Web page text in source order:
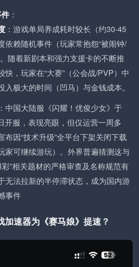
：
：游戏单局养成耗时较长（约30-45
依赖随机事件（玩家常抱怨“被闹钟/
随着新剧本和强力支援卡的不断推
快，玩家在“大赛”（公会战/PVP）中
入极大的时间（凹马）与金钱成本。
：中国大陆服《闪耀！优俊少女》于
开服，表现亮眼，但仅运营一周多
布因“技术升级”全平台下架关闭下载
家可继续游玩）。外界普遍猜测这与
彩”相关题材的严格审查及名称规范有
无法拉新的半停滞状态，成为国内游
事件
加速器为《赛马娘》提速？